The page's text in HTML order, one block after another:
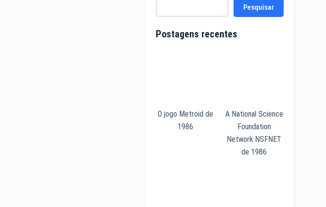
Pesquisar
Postagens recentes
O jogo Metroid de
1986
A National Science
Foundation
Network NSFNET
de 1986